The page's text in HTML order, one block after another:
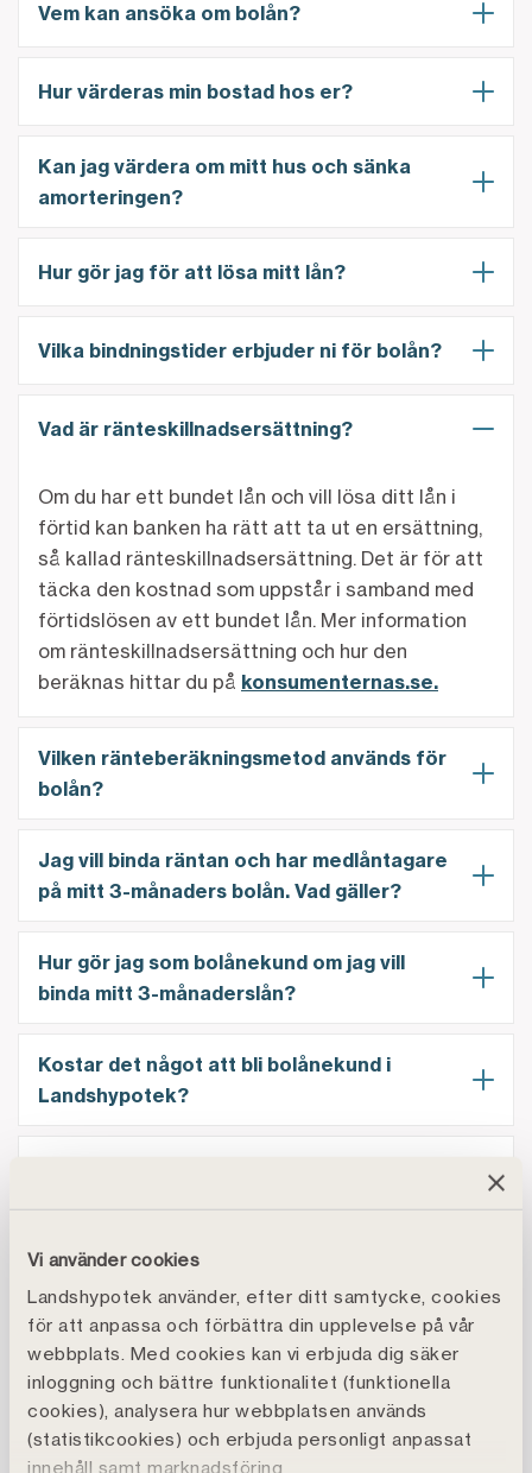
Vi använder cookies
Landshypotek använder, efter ditt samtycke, cookies
för att anpassa och förbättra din upplevelse på vår
webbplats. Med cookies kan vi erbjuda dig säker
inloggning och bättre funktionalitet (funktionella
cookies), analysera hur webbplatsen används
(statistikcookies) och erbjuda personligt anpassat
innehåll samt marknadsföring
Vem kan ansöka om bolån?
Hur värderas min bostad hos er?
Kan jag värdera om mitt hus och sänka
amorteringen?
Hur gör jag för att lösa mitt lån?
Vilka bindningstider erbjuder ni för bolån?
Vad är ränteskillnadsersättning?
Om du har ett bundet lån och vill lösa ditt lån i
förtid kan banken ha rätt att ta ut en ersättning,
så kallad ränteskillnadsersättning. Det är för att
täcka den kostnad som uppstår i samband med
förtidslösen av ett bundet lån. Mer information
om ränteskillnadsersättning och hur den
beräknas hittar du på konsumenternas.se.
Vilken ränteberäkningsmetod används för
bolån?
Jag vill binda räntan och har medlåntagare
på mitt 3-månaders bolån. Vad gäller?
Hur gör jag som bolånekund om jag vill
binda mitt 3-månaderslån?
Kostar det något att bli bolånekund i
Landshypotek?
Måste jag amortera på mitt bolån?
Dags att signera bolåneansökan, hur gör
jag?
Vad är ett amorteringsunderlag?